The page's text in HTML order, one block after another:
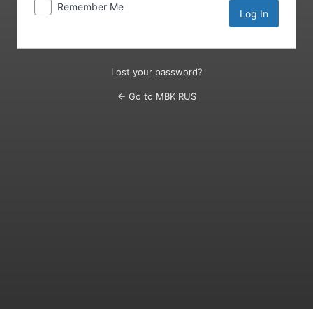
Remember Me
Lost your password?
← Go to MBK RUS